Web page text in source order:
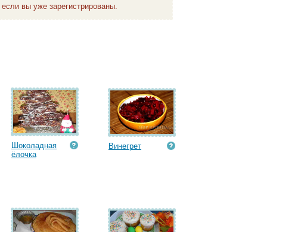
если вы уже зарегистрированы.
Шоколадная
ёлочка
Винегрет